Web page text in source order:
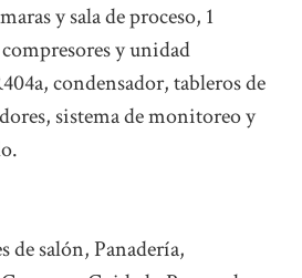
y sala de proceso, 1
y unidad
condensador, tableros de
sistema de monitoreo y
de salón, Panadería,